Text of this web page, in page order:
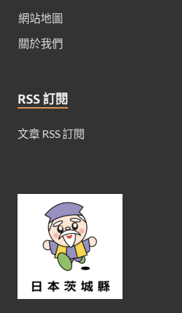
網站地圖
關於我們
RSS 訂閱
文章 RSS 訂閱